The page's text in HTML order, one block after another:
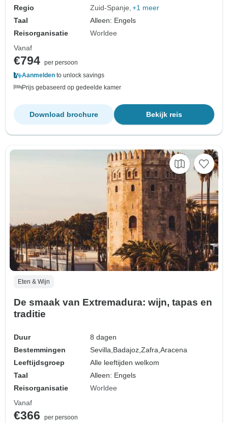
Regio
Zuid-Spanje +1 meer
Taal
Alleen: Engels
Reisorganisatie
Worldee
Vanaf
€794 per persoon
Aanmelden to unlock savings
Prijs gebaseerd op gedeelde kamer
Bekijk reis
Download brochure
Eten & Wijn
De smaak van Extremadura: wijn, tapas en
traditie
Duur
8 dagen
Bestemmingen
Sevilla,Badajoz,Zafra,Aracena
Leeftijdsgroep
Alle leeftijden welkom
Taal
Alleen: Engels
Reisorganisatie
Worldee
Vanaf
€366 per persoon